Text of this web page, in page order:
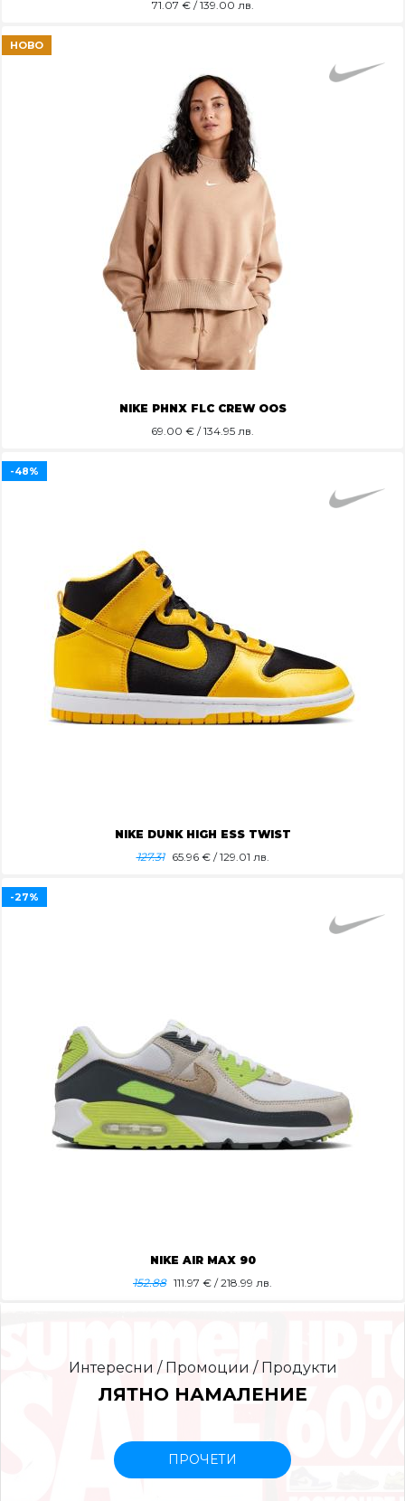
71.07 € / 139.00 лв.
NIKE PHNX FLC CREW OOS
69.00 € / 134.95 лв.
НОВО
NIKE DUNK HIGH ESS TWIST
127.31
65.96€ / 129.01 лв.
-48%
NIKE AIR MAX 90
152.88 111.97 € / 218.99 лв.
-27%
Интересни / Промоции / Продукти
ЛЯТНО НАМАЛЕНИЕ
ПРОЧЕТИ